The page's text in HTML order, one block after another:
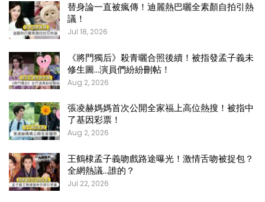
替身論一直被瘋傳！迪麗熱巴曬全素顏自拍引熱
議！
Jul 18, 2026
《將門獨后》殺青曬合照後續！被指發孟子義未
修生圖…演員們紛紛刪帖！
Aug 2, 2026
張凌赫媽媽首次公開全家福上高位熱搜！被指中
了基因彩票！
Aug 2, 2026
王鶴棣孟子義吻戲路途曝光！激情舌吻被捉包？
全網熱議…誰的？
Jul 22, 2026